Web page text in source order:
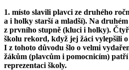
1. místo slavili plavci ze druhého
a i holky starší a mladší). Na
z prvního stupně (kluci i holky).
školu rekord, když jej žáci vylepšili
I z tohoto důvodu šlo o velmi
žákům (plavcům i pomocnicím)
reprezentaci školy.